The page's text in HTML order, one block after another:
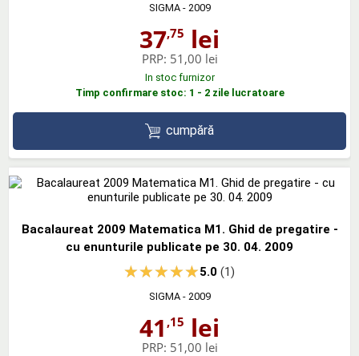
SIGMA- 2009
37,75 lei
PRP: 51,00 lei
In stoc furnizor
Timp confirmare stoc: 1 - 2 zile lucratoare
cumpără
Bacalaureat 2009 Matematica M1. Ghid de pregatire -
cu enunturile publicate pe 30. 04. 2009
5.0(1)
SIGMA- 2009
41 ,15 lei
PRP: 51,00 lei